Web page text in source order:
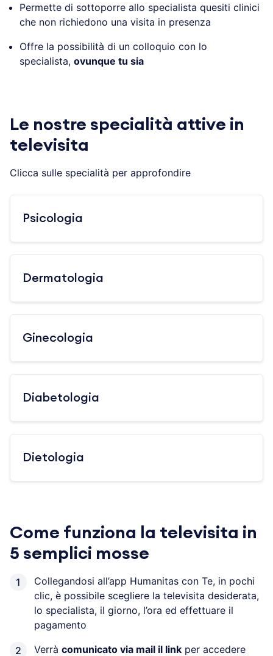
Permette di sottoporre allo specialista quesiti clinici
che non richiedono una visita in presenza
Offre la possibilità di un colloquio con lo
specialista, ovunque tu sia
Le nostre specialità attive in
televisita
Clicca sulle specialità per approfondire
Psicologia
Dermatologia
Ginecologia
Diabetologia
Dietologia
Come funziona la televisita in
5 semplici mosse
Collegandosi all’app Humanitas con Te, in pochi
clic, è possibile scegliere la televisita desiderata,
lo specialista, il giorno, l’ora ed effettuare il
pagamento
Verrà comunicato via mail il link per accedere